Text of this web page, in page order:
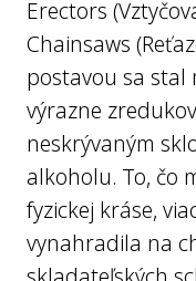
Erectors
Chainsaws
postavou sa stal
výrazne
neskrývaným
alkoholu. To, čo
fyzickej kráse,
vynahradila na